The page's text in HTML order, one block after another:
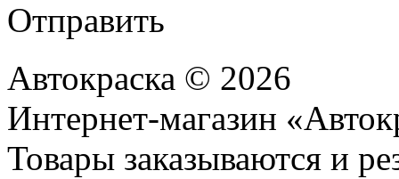
Отправить
Автокраска © 2026
Интернет-магазин
Товары заказываются и